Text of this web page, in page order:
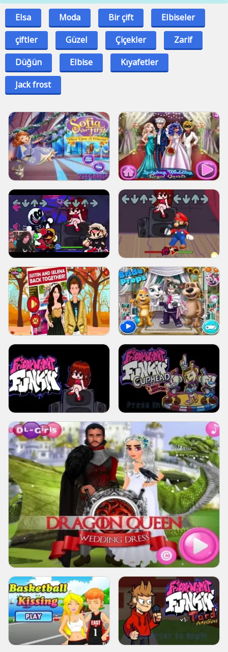
Elsa Moda Bir çift
Elbiseler
çiftler
Güzel Çiçekler
Zarif
Düğün
Elbise
Kıyafetler
Jack frost